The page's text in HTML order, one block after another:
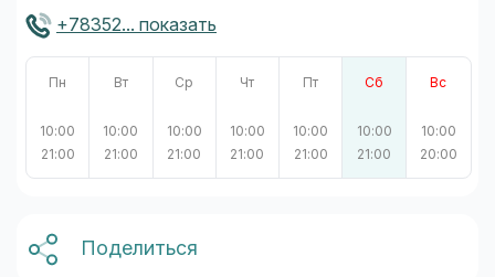
+78352... показать
Пн
10:00
21:00
Вт
10:00
21:00
Ср
10:00
21:00
Чт
10:00
21:00
Пт
10:00
21:00
Сб
10:00
21:00
Вс
10:00
20:00
Поделиться